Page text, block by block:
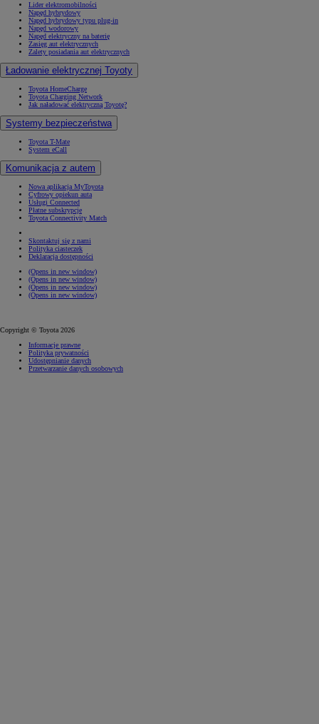
Lider elektromobilności
Napęd hybrydowy
Napęd hybrydowy typu plug-in
Napęd wodorowy
Napęd elektryczny na baterię
Zasięg aut elektrycznych
Zalety posiadania aut elektrycznych
Ładowanie elektrycznej Toyoty
Toyota HomeCharge
Toyota Charging Network
Jak naładować elektryczną Toyotę?
Systemy bezpieczeństwa
Toyota T-Mate
System eCall
Komunikacja z autem
Nowa aplikacja MyToyota
Cyfrowy opiekun auta
Usługi Connected
Płatne subskrypcje
Toyota Connectivity Match
Skontaktuj się z nami
Polityka ciasteczek
Deklaracja dostępności
(Opens in new window)
(Opens in new window)
(Opens in new window)
(Opens in new window)
Copyright © Toyota 2026
Informacje prawne
Polityka prywatności
Udostępnianie danych
Przetwarzanie danych osobowych